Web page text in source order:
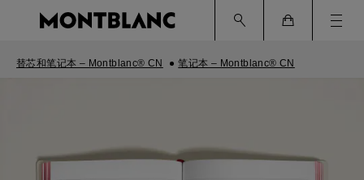
替芯和笔记本 – Montblanc® CN 笔记本 – Montblanc® CN